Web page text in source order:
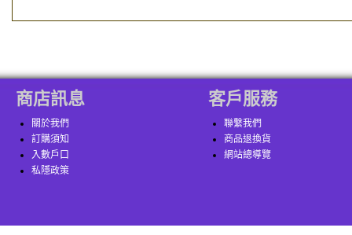
商店訊息
關於我們
訂購須知
入數戶口
私隱政策
客戶服務
聯繫我們
商品退換貨
網站總導覽